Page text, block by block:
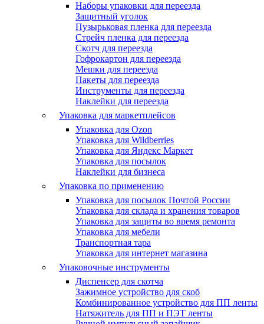
Наборы упаковки для переезда
Защитный уголок
Пузырьковая пленка для переезда
Стрейч пленка для переезда
Скотч для переезда
Гофрокартон для переезда
Мешки для переезда
Пакеты для переезда
Инструменты для переезда
Наклейки для переезда
Упаковка для маркетплейсов
Упаковка для Ozon
Упаковка для Wildberries
Упаковка для Яндекс Маркет
Упаковка для посылок
Наклейки для бизнеса
Упаковка по применению
Упаковка для посылок Почтой России
Упаковка для склада и хранения товаров
Упаковка для защиты во время ремонта
Упаковка для мебели
Транспортная тара
Упаковка для интернет магазина
Упаковочные инструменты
Диспенсер для скотча
Зажимное устройство для скоб
Комбинированное устройство для ПП ленты
Натяжитель для ПП и ПЭТ ленты